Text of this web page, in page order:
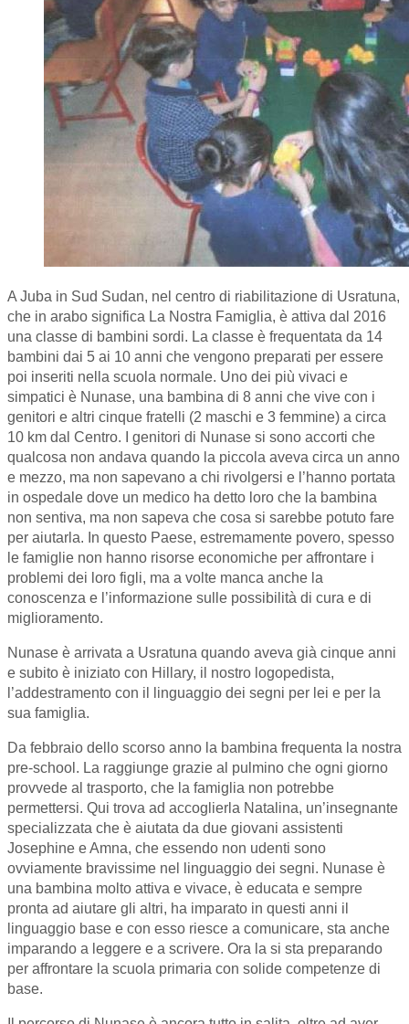
A Juba in Sud Sudan, nel centro di riabilitazione di Usratuna,
che in arabo significa La Nostra Famiglia, è attiva dal 2016
una classe di bambini sordi. La classe è frequentata da 14
bambini dai 5 ai 10 anni che vengono preparati per essere
poi inseriti nella scuola normale. Uno dei più vivaci e
simpatici è Nunase, una bambina di 8 anni che vive con i
genitori e altri cinque fratelli (2 maschi e 3 femmine) a circa
10 km dal Centro. I genitori di Nunase si sono accorti che
qualcosa non andava quando la piccola aveva circa un anno
e mezzo, ma non sapevano a chi rivolgersi e l’hanno portata
in ospedale dove un medico ha detto loro che la bambina
non sentiva, ma non sapeva che cosa si sarebbe potuto fare
per aiutarla. In questo Paese, estremamente povero, spesso
le famiglie non hanno risorse economiche per affrontare i
problemi dei loro figli, ma a volte manca anche la
conoscenza e l’informazione sulle possibilità di cura e di
miglioramento.
Nunase è arrivata a Usratuna quando aveva già cinque anni
e subito è iniziato con Hillary, il nostro logopedista,
l’addestramento con il linguaggio dei segni per lei e per la
sua famiglia.
Da febbraio dello scorso anno la bambina frequenta la nostra
pre-school. La raggiunge grazie al pulmino che ogni giorno
provvede al trasporto, che la famiglia non potrebbe
permettersi. Qui trova ad accoglierla Natalina, un’insegnante
specializzata che è aiutata da due giovani assistenti
Josephine e Amna, che essendo non udenti sono
ovviamente bravissime nel linguaggio dei segni. Nunase è
una bambina molto attiva e vivace, è educata e sempre
pronta ad aiutare gli altri, ha imparato in questi anni il
linguaggio base e con esso riesce a comunicare, sta anche
imparando a leggere e a scrivere. Ora la si sta preparando
per affrontare la scuola primaria con solide competenze di
base.